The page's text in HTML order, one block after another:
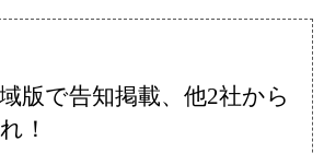
版で告知掲載、他2社から
！